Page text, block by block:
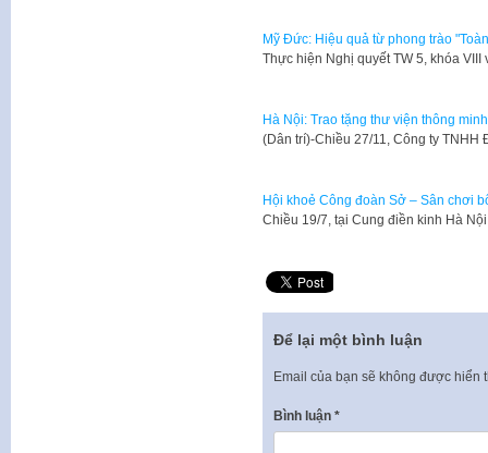
Mỹ Đức: Hiệu quả từ phong trào
​Thực hiện Nghị quyết TW 5, khóa
Hà Nội: Trao tặng thư viện thông
​(Dân trí)-Chiều 27/11, Công ty
Hội khoẻ Công đoàn Sở – Sân chơi
Chiều 19/7, tại Cung điền kinh Hà
Để lại một bình luận
Email của bạn sẽ không được hiển
Bình luận *